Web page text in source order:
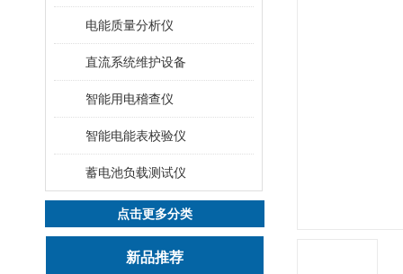
电能质量分析仪
直流系统维护设备
智能用电稽查仪
智能电能表校验仪
蓄电池负载测试仪
点击更多分类
新品推荐